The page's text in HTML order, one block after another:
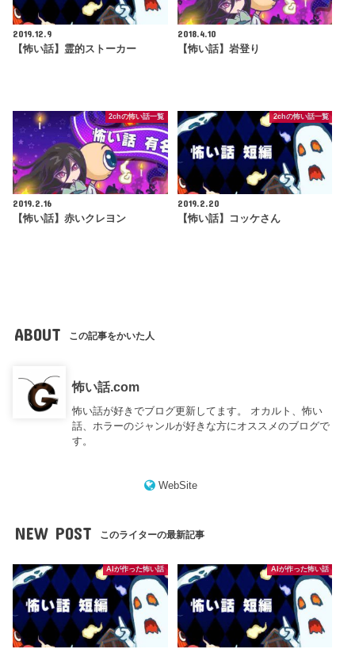
2019.12.9
【怖い話】霊的ストーカー
2018.4.10
【怖い話】岩登り
2chの怖い話一覧
2019.2.16
【怖い話】赤いクレヨン
2chの怖い話一覧
2019.2.20
【怖い話】コッケさん
ABOUT この記事をかいた人
怖い話.com
怖い話が好きでブログ更新してます。 オカルト、怖い
話、ホラーのジャンルが好きな方にオススメのブログで
す。
WebSite
NEW POST このライターの最新記事
AIが作った怖い話 AIが作った怖い話